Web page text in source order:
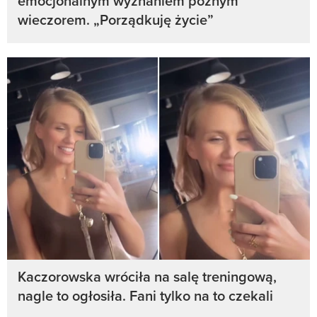
wieczorem. „Porządkuję życie”
Kaczorowska wróciła na salę treningową,
nagle to ogłosiła. Fani tylko na to czekali